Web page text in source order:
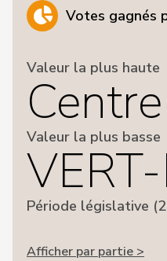
Votes gagnés
Valeur la plus haute
Centre
Valeur la plus basse
Période législative
Afficher par partie >